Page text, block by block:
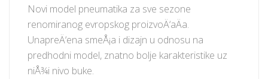
Novi model pneumatika za sve sezone
renomiranog evropskog proizvoÄ‘aÄa.
UnapreÄ‘ena smeÅ¡a i dizajn u odnosu na
predhodni model, znatno bolje karakteristike uz
niÅ¾i nivo buke.